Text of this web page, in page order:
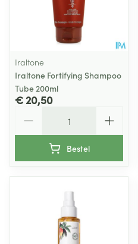
Iraltone
Iraltone Fortifying Shampoo
Tube 200ml
€ 20,50
Bestel